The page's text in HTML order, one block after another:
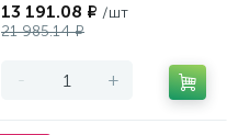
13 191.08 ₽ /шт
21 985.14 ₽
- +